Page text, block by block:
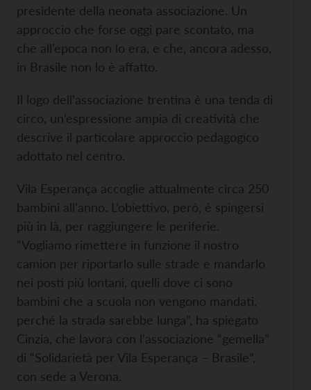
presidente della neonata associazione. Un
approccio che forse oggi pare scontato, ma
che all’epoca non lo era, e che, ancora adesso,
in Brasile non lo è affatto.
Il logo dell’associazione trentina è una tenda di
circo, un’espressione ampia di creatività che
descrive il particolare approccio pedagogico
adottato nel centro.
Vila Esperança accoglie attualmente circa 250
bambini all’anno. L’obiettivo, però, è spingersi
più in là, per raggiungere le periferie.
“Vogliamo rimettere in funzione il nostro
camion per riportarlo sulle strade e mandarlo
nei posti più lontani, quelli dove ci sono
bambini che a scuola non vengono mandati,
perché la strada sarebbe lunga”, ha spiegato
Cinzia, che lavora con l’associazione “gemella”
di “Solidarietà per Vila Esperança – Brasile”,
con sede a Verona.